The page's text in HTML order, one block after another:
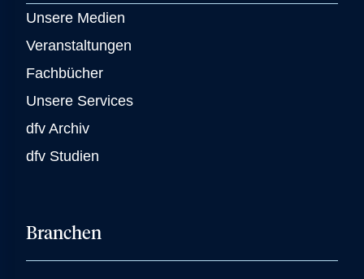
Unsere Medien
Veranstaltungen
Fachbücher
Unsere Services
dfv Archiv
dfv Studien
Branchen